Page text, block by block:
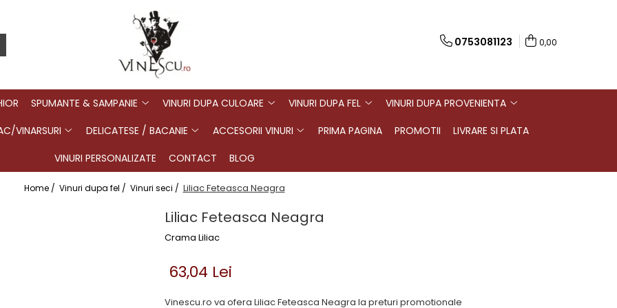
0753081123 0,00
SPUMANTE & SAMPANIE VINURI DUPA CULOARE VINURI DUPA FEL
VINURI DUPA PROVENIENTA
VINARSURI DELICATESE / BACANIE ACCESORII VINURI PRIMA PAGINA PROMOTII
LIVRARE SI PLATA
VINURI PERSONALIZATE
CONTACT BLOG
Home / Vinuri dupa fel / Vinuri seci / Liliac Feteasca Neagra
Liliac Feteasca Neagra
Crama Liliac
63,04 Lei
Vinescu.ro va ofera Liliac Feteasca Neagra la preturi promotionale